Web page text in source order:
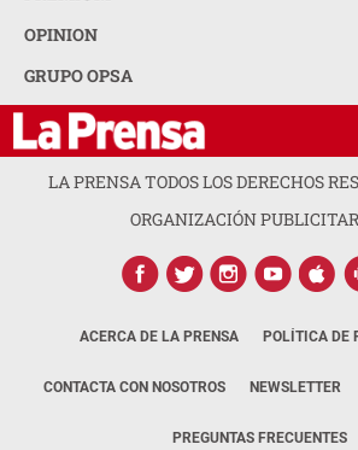
OPINION
GRUPO OPSA
LA PRENSA TODOS LOS DERECHOS
ORGANIZACIÓN
ACERCA DE LA PRENSA POLÍTICA DE
CONTACTA CON NOSOTROS NEWSLETTER
PREGUNTAS FRECUENTES